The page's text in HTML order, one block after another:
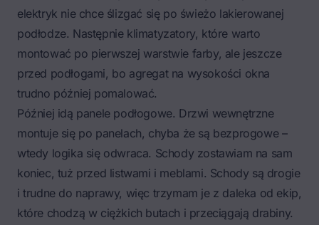
elektryk nie chce ślizgać się po świeżo lakierowanej
podłodze. Następnie klimatyzatory, które warto
montować po pierwszej warstwie farby, ale jeszcze
przed podłogami, bo agregat na wysokości okna
trudno później pomalować.
Później idą panele podłogowe. Drzwi wewnętrzne
montuje się po panelach, chyba że są bezprogowe –
wtedy logika się odwraca. Schody zostawiam na sam
koniec, tuż przed listwami i meblami. Schody są drogie
i trudne do naprawy, więc trzymam je z daleka od ekip,
które chodzą w ciężkich butach i przeciągają drabiny.